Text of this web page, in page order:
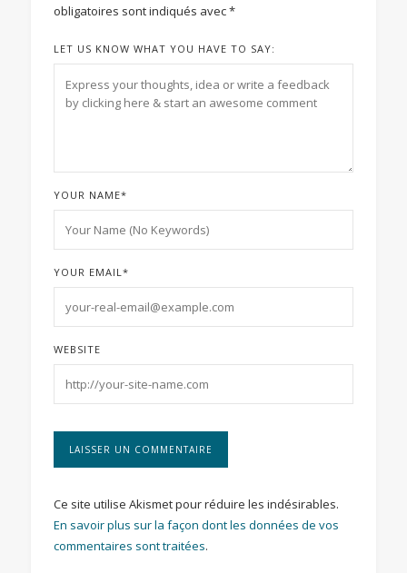
obligatoires sont indiqués avec*
LET US KNOW WHAT YOU HAVE TO SAY:
YOUR NAME*
YOUR EMAIL*
WEBSITE
Ce site utilise Akismet pour réduire les indésirables.
En savoir plus sur la façon dont les données de vos
commentaires sont traitées.